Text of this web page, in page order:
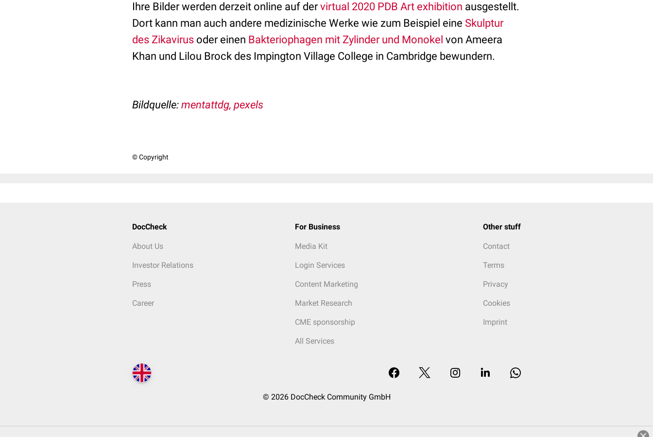
Ihre Bilder werden derzeit online auf dervirtual 2020 PDB Art exhibition ausgestellt.
Dort kann man auch andere medizinische Werke wie zum Beispiel eine Skulptur
des Zikavirus oder einen Bakteriophagen mit Zylinder und Monokel von Ameera
Khan und Lilou Brock des Impington Village College in Cambridge bewundern.
Bildquelle: mentattdg, pexels
© Copyright
DocCheck
About Us
Investor Relations
Press
Career
For Business
Media Kit
Login Services
Content Marketing
Market Research
CME sponsorship
All Services
Other stuff
Contact
Terms
Privacy
Cookies
Imprint
© 2026 DocCheck Community GmbH